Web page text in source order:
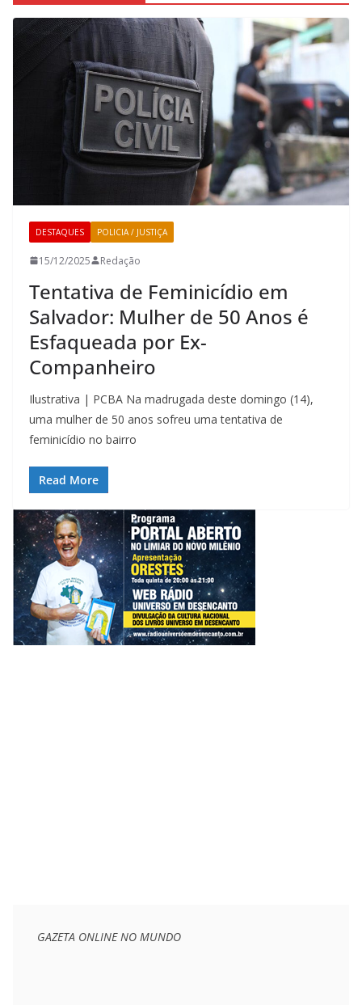
DESTAQUES POLICIA / JUSTIÇA
15/12/2025 Redação
Tentativa de Feminicídio em
Salvador: Mulher de 50 Anos é
Esfaqueada por Ex-
Companheiro
Ilustrativa | PCBA Na madrugada deste domingo (14),
uma mulher de 50 anos sofreu uma tentativa de
feminicídio no bairro
Read More
GAZETA ONLINE NO MUNDO